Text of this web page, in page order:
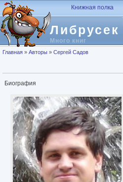
Перейти к основному содержанию
Либрусек
Много книг
Книжная полка
Вы здесь
Главная » Авторы » Сергей Садов
Биография